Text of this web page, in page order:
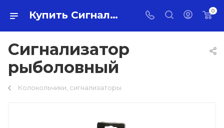
Купить Сигнализатор рыболовный оптом по самой низкой цене 580 ₽ с доставкой по России 0
Сигнализатор
рыболовный
Колокольчики, сигнализаторы